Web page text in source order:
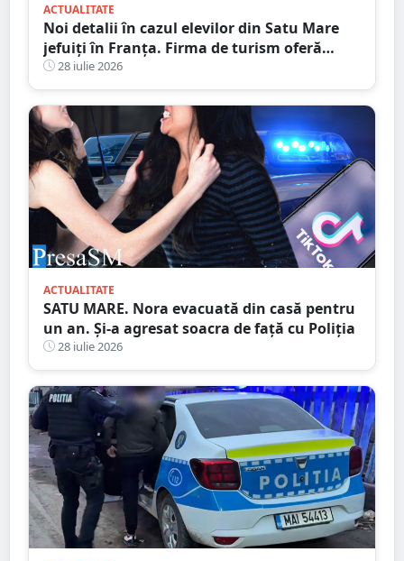
ACTUALITATE
Noi detalii în cazul elevilor din Satu Mare
jefuiți în Franța. Firma de turism oferă
explicații
28 iulie 2026
ACTUALITATE
SATU MARE. Nora evacuată din casă pentru
un an. Și-a agresat soacra de față cu Poliția
28 iulie 2026